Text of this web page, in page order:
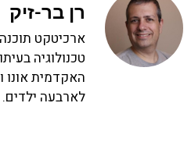
רן בר-זיק
ארכיטקט
טכנולוגיה
האקדמית אונו
לארבעה ילדים.